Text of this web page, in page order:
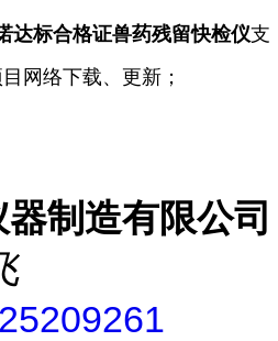
达标合格证兽药残留快检仪支
网络下载、更新；
制造有限公司